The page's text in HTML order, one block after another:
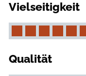
Vielseitigkeit
Qualität